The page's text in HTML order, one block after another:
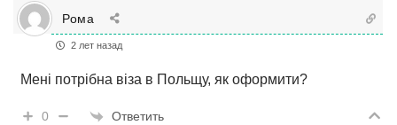
Рома
2 лет назад
Мені потрібна віза в Польщу, як оформити?
0 Ответить